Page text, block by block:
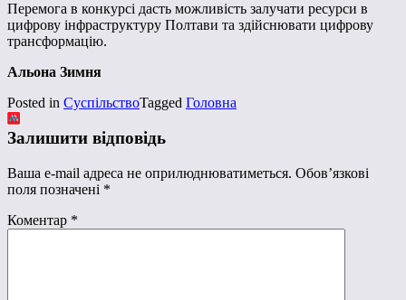
Перемога в конкурсі дасть можливість залучати ресурси в
цифрову інфраструктуру Полтави та здійснювати цифрову
трансформацію.
Альона Зимня
Posted in СуспільствоTagged Головна
Залишити відповідь
Ваша e-mail адреса не оприлюднюватиметься. Обов’язкові
поля позначені *
Коментар *